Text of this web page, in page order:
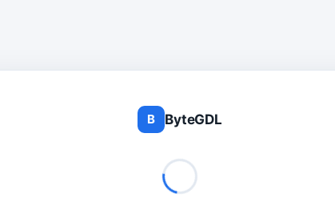
B ByteGDL